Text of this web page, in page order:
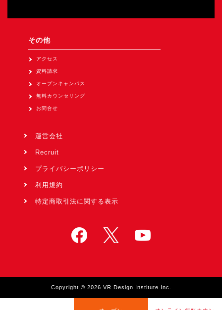
その他
アクセス
資料請求
オープンキャンパス
無料カウンセリング
お問合せ
運営会社
Recruit
プライバシーポリシー
利用規約
特定商取引法に関する表示
Copyright © 2026 VR Design Institute Inc.